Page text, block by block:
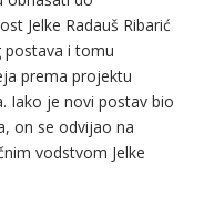
Jelke Radauš Ribarić
postava i tomu
prema projektu
Iako je novi postav bio
on se odvijao na
vodstvom Jelke